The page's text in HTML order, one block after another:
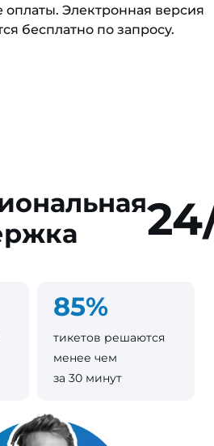
оплаты. Электронная версия
бесплатно по запросу.
85%
тикетов решаются
менее чем
за 30 минут